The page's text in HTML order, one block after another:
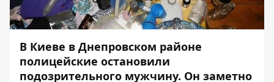
В Киеве в Днепровском районе
полицейские остановили
подозрительного мужчину. Он заметно